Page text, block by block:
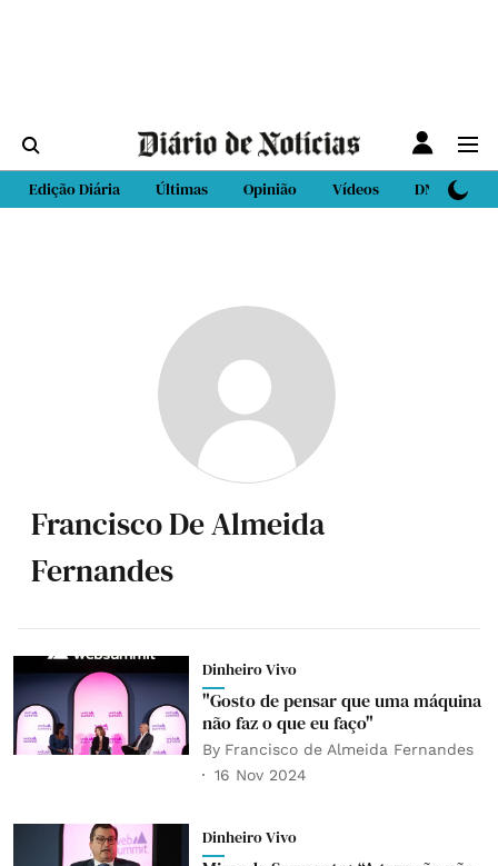
Edição Diária Últimas Opinião Vídeos DN Sport
Francisco De Almeida
Fernandes
Dinheiro Vivo
"Gosto de pensar que uma máquina
não faz o que eu faço"
By Francisco de Almeida Fernandes
16 Nov 2024
Dinheiro Vivo